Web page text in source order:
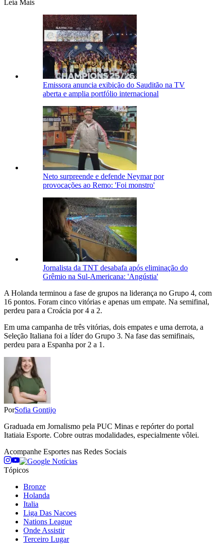
Leia Mais
Emissora anuncia exibição do Sauditão na TV
aberta e amplia portfólio internacional
Neto surpreende e defende Neymar por
provocações ao Remo: 'Foi monstro'
Jornalista da TNT desabafa após eliminação do
Grêmio na Sul-Americana: 'Angústia'
A Holanda terminou a fase de grupos na liderança no Grupo 4, com
16 pontos. Foram cinco vitórias e apenas um empate. Na semifinal,
perdeu para a Croácia por 4 a 2.
Em uma campanha de três vitórias, dois empates e uma derrota, a
Seleção Italiana foi a líder do Grupo 3. Na fase das semifinais,
perdeu para a Espanha por 2 a 1.
PorSofia Gontijo
Graduada em Jornalismo pela PUC Minas e repórter do portal
Itatiaia Esporte. Cobre outras modalidades, especialmente vôlei.
Acompanhe Esportes nas Redes Sociais
Tópicos
Bronze
Holanda
Italia
Liga Das Nacoes
Nations League
Onde Assistir
Terceiro Lugar